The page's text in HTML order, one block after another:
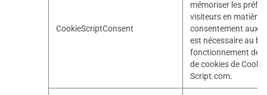
CookieScriptConsent
mémoriser les
visiteurs en matière
consentement aux
est nécessaire au
fonctionnement de
de cookies de
Script.com.